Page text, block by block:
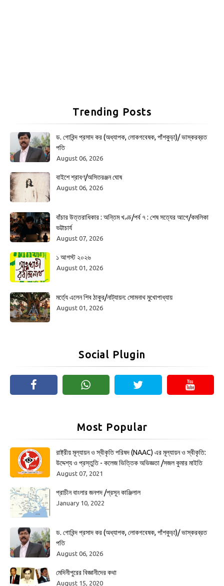
Trending Posts
ড. গোবিন্দ প্রসাদ কর (অধ্যাপক, লোকগবেষক, পাঁশকুড়া)/ ভাস্করব্রত
পতি
August 06, 2026
বাইশে শ্রাবণ/অসিতরঞ্জন ঘোষ
August 06, 2026
বাঁচার উত্তরাধিকার : অন্তিম খণ্ড/পর্ব ৭ : শেষ সত্যের আগে/কমলিকা
ভট্টাচার্য
August 07, 2026
১ আগস্ট ২০২৬
August 01, 2026
মর্ত্যে এলেন শিব ঠাকুর/নাট্যায়ন: সোমনাথ মুখোপাধ্যায়
August 01, 2026
Social Plugin
Most Popular
রাষ্ট্রীয় মূল্যায়ন ও স্বীকৃতি পরিষদ (NAAC) এর মূল্যায়ন ও স্বীকৃতি:
উদ্দেশ্য ও প্রস্তুতি - কলেজ ভিত্তিক অভিজ্ঞতা /সজল কুমার মাইতি
August 07, 2021
প্রাচীন বাংলার জনপদ /প্রসূন কাঞ্জিলাল
January 10, 2022
ড. গোবিন্দ প্রসাদ কর (অধ্যাপক, লোকগবেষক, পাঁশকুড়া)/ ভাস্করব্রত
পতি
August 06, 2026
মেদিনীপুরের বিজ্ঞানীদের কথা
August 15, 2020